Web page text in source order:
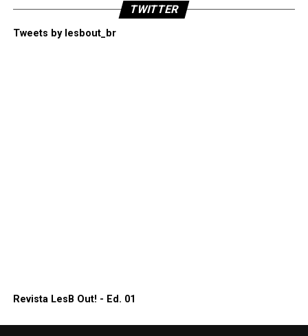
TWITTER
Tweets by lesbout_br
Revista LesB Out! - Ed. 01